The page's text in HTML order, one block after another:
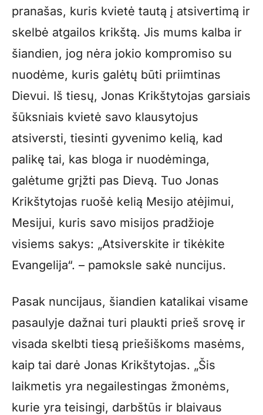
pranašas, kuris kvietė tautą į atsivertimą ir
skelbė atgailos krikštą. Jis mums kalba ir
šiandien, jog nėra jokio kompromiso su
nuodėme, kuris galėtų būti priimtinas
Dievui. Iš tiesų, Jonas Krikštytojas garsiais
šūksniais kvietė savo klausytojus
atsiversti, tiesinti gyvenimo kelią, kad
palikę tai, kas bloga ir nuodėminga,
galėtume grįžti pas Dievą. Tuo Jonas
Krikštytojas ruošė kelią Mesijo atėjimui,
Mesijui, kuris savo misijos pradžioje
visiems sakys: „Atsiverskite ir tikėkite
Evangelija“. – pamoksle sakė nuncijus.
Pasak nuncijaus, šiandien katalikai visame
pasaulyje dažnai turi plaukti prieš srovę ir
visada skelbti tiesą priešiškoms masėms,
kaip tai darė Jonas Krikštytojas. „Šis
laikmetis yra negailestingas žmonėms,
kurie yra teisingi, darbštūs ir blaivaus